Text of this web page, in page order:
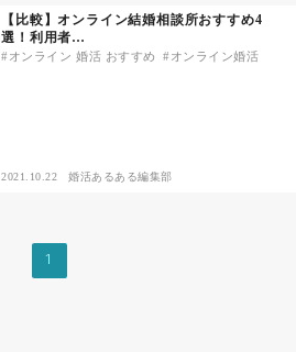
【比較】オンライン結婚相談所おすすめ4
選！利用者…
オンライン 婚活 おすすめ オンライン婚活
2021.10.22 婚活あるある編集部
1